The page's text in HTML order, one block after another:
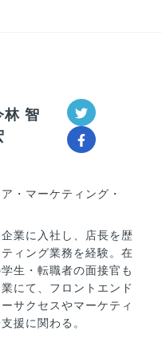
林 智
・マーケティング・
業に入社し、店長を歴
ィング業務を経験。在
生・転職者の面接官も
にて、フロントエンド
サクセスやマーケティ
援に関わる。